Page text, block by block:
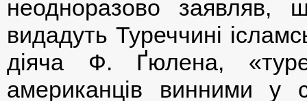
неодноразово
видадуть Туреччині
діяча Ф. Ґюлена,
американців винними у